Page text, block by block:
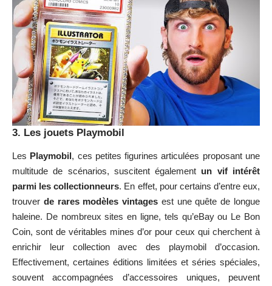
3. Les jouets Playmobil
Les Playmobil, ces petites figurines articulées proposant une
multitude de scénarios, suscitent également un vif intérêt
parmi les collectionneurs. En effet, pour certains d’entre eux,
trouver de rares modèles vintages est une quête de longue
haleine. De nombreux sites en ligne, tels qu’eBay ou Le Bon
Coin, sont de véritables mines d’or pour ceux qui cherchent à
enrichir leur collection avec des playmobil d’occasion.
Effectivement, certaines éditions limitées et séries spéciales,
souvent accompagnées d’accessoires uniques, peuvent